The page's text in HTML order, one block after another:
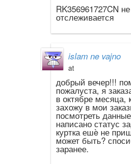
RK356961727CN не
отслеживается
islam ne vajno
at
добрый вечер!!!
пожалуста, я
в октябре месяца,
захожу в мои
посмотреть
написано статус
куртка ешè не
может быть?
заранее.